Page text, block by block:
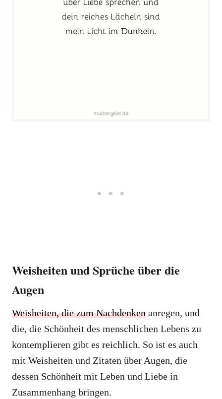
Weisheiten und Sprüche über die
Augen
Weisheiten, die zum Nachdenken anregen, und
die, die Schönheit des menschlichen Lebens zu
kontemplieren gibt es reichlich. So ist es auch
mit Weisheiten und Zitaten über Augen, die
dessen Schönheit mit Leben und Liebe in
Zusammenhang bringen.